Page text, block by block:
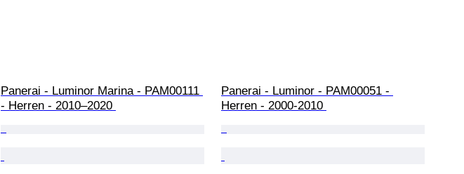
Panerai - Luminor Marina - PAM00111
- Herren - 2010–2020
Panerai - Luminor - PAM00051 -
Herren - 2000-2010